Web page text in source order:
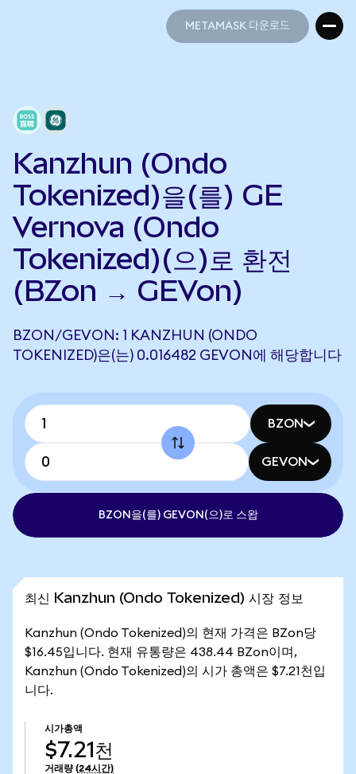
METAMASK 다운로드
Kanzhun (Ondo
Tokenized)을(를) GE
Vernova (Ondo
Tokenized)(으)로 환전
(BZon → GEVon)
BZON/GEVON: 1 KANZHUN (ONDO
TOKENIZED)은(는) 0.016482 GEVON에 해당합니다
BZON
GEVON
BZON을(를) GEVON(으)로 스왑
최신 Kanzhun (Ondo Tokenized) 시장 정보
Kanzhun (Ondo Tokenized)의 현재 가격은 BZon당
$16.45입니다. 현재 유통량은 438.44 BZon이며,
Kanzhun (Ondo Tokenized)의 시가 총액은 $7.21천입
니다.
시가총액
$7.21천
거래량 (24시간)